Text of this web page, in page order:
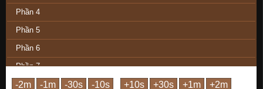
Phần 4
Phần 5
Phần 6
Phần 7
Phần 8